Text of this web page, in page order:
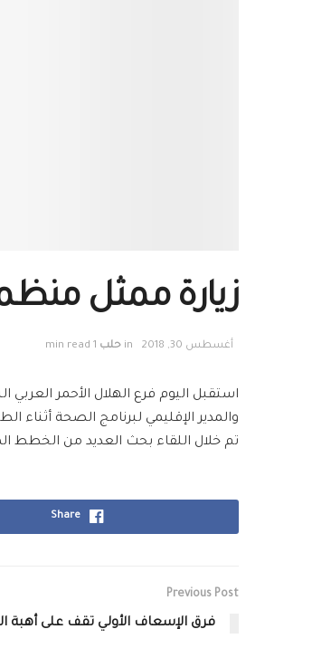
زيارة ممثل
أغسطس 30, 2018 in حلب 1 min read
استقبل اليوم فرع الهلال الأحمر العربي
والمدير الإقليمي لبرنامج الصحة أثناء
تم خلال اللقاء بحث العديد من الخطط
Share
Previous Post
فرق الإسعاف الأولي تقف على أهبة